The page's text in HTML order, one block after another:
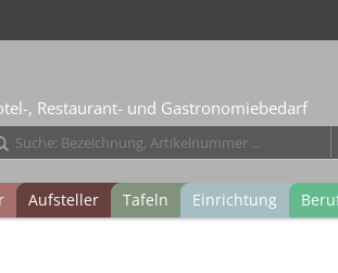
, Restaurant- und Gastronomiebedarf
Aufsteller Tafeln Einrichtung